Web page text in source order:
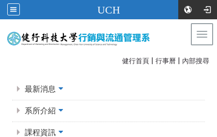
UCH
健行首頁 | 行事曆 | 內部搜尋
最新消息
系所介紹
課程資訊